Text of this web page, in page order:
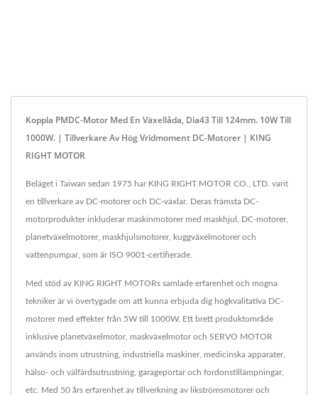
Koppla PMDC-Motor Med En Växellåda, Dia43 Till 124mm. 10W Till
1000W. | Tillverkare Av Hög Vridmoment DC-Motorer | KING
RIGHT MOTOR
Beläget i Taiwan sedan 1975 har KING RIGHT MOTOR CO., LTD. varit
en tillverkare av DC-motorer och DC-växlar. Deras främsta DC-
motorprodukter inkluderar maskinmotorer med maskhjul, DC-motorer,
planetväxelmotorer, maskhjulsmotorer, kuggväxelmotorer och
vattenpumpar, som är ISO 9001-certifierade.
Med stöd av KING RIGHT MOTORs samlade erfarenhet och mogna
tekniker är vi övertygade om att kunna erbjuda dig högkvalitativa DC-
motorer med effekter från 5W till 1000W. Ett brett produktområde
inklusive planetväxelmotor, maskväxelmotor och SERVO MOTOR
används inom utrustning, industriella maskiner, medicinska apparater,
hälso- och välfärdsutrustning, garageportar och fordonstillämpningar,
etc. Med 50 års erfarenhet av tillverkning av likströmsmotorer och